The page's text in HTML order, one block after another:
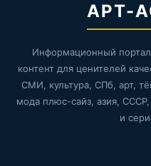
АРТ-
Информационный
контент для ценителей
СМИ, культура, СПб, арт,
мода плюс-сайз, азия,
и